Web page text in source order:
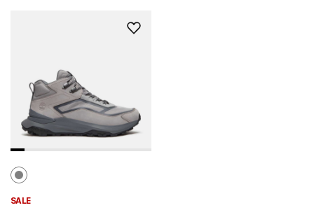
위
추
가
SALE